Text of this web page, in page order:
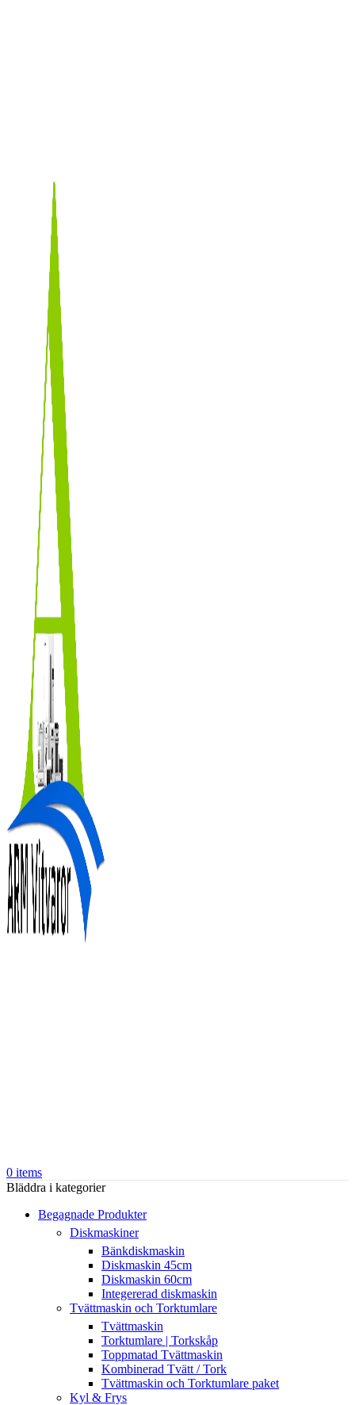
0 items
Bläddra i kategorier
Begagnade Produkter
Diskmaskiner
Bänkdiskmaskin
Diskmaskin 45cm
Diskmaskin 60cm
Integererad diskmaskin
Tvättmaskin och Torktumlare
Tvättmaskin
Torktumlare | Torkskåp
Toppmatad Tvättmaskin
Kombinerad Tvätt / Tork
Tvättmaskin och Torktumlare paket
Kyl & Frys